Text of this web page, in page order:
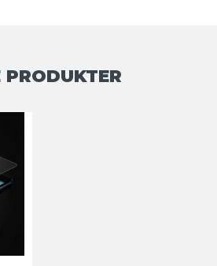
PRODUKTER